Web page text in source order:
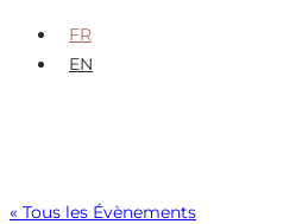
FR
EN
« Tous les Évènements